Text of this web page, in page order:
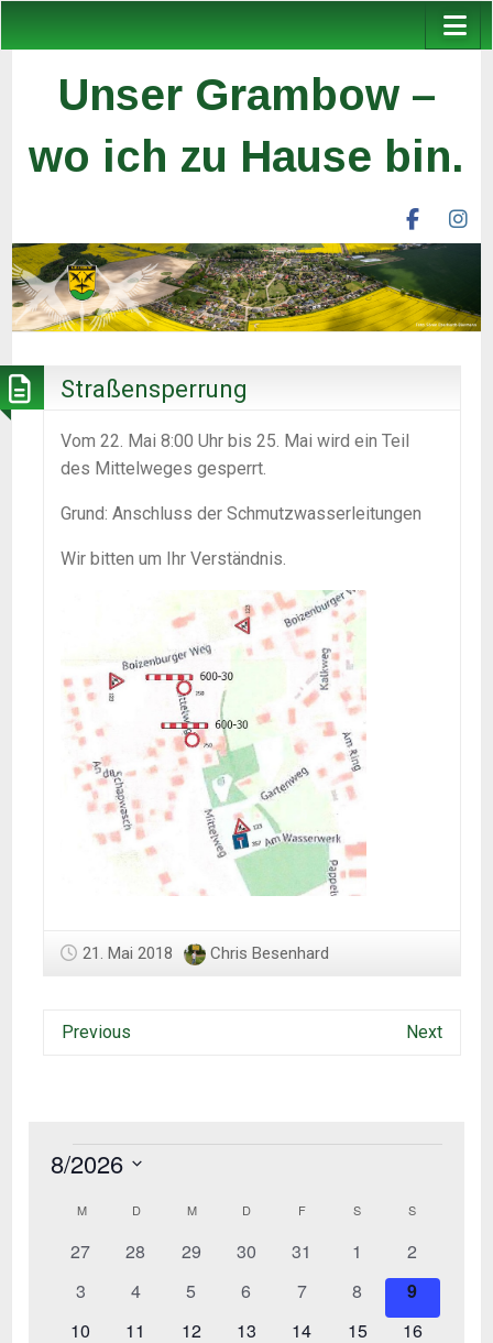
Unser Grambow –
wo ich zu Hause bin.
unser
ev
Straßensperrung
Vom 22. Mai 8:00 Uhr bis 25. Mai wird ein Teil
des Mittelweges gesperrt.
Grund: Anschluss der Schmutzwasserleitungen
Wir bitten um Ihr Verständnis.
21. Mai 2018 Chris Besenhard
Previous Next